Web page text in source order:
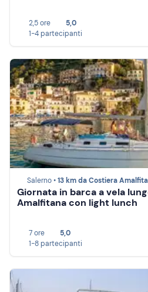
2,5 ore
5,0
1-4 partecipanti
Salerno •13 km da Costiera
Giornata in barca a vela
Amalfitana con light lunch
7 ore
5,0
1-8 partecipanti